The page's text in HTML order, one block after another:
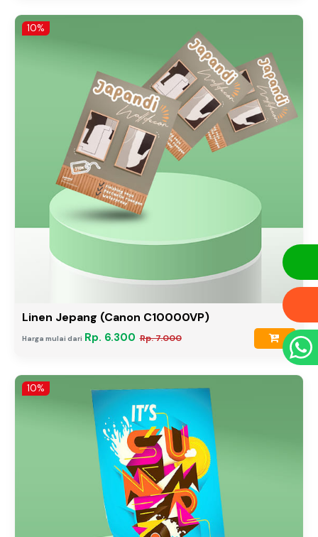
10%
Linen Jepang (Canon C10000VP)
Harga mulai dari Rp. 6.300 Rp. 7.000
10%